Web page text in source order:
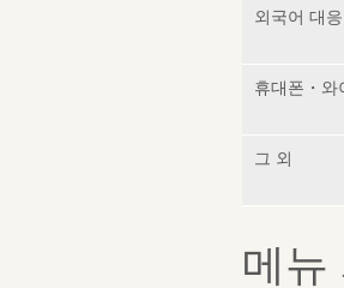
외국어 대응
휴대폰・와
그 외
메뉴